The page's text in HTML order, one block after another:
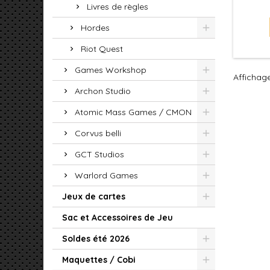
Livres de règles
Hordes
Riot Quest
Games Workshop
Archon Studio
Atomic Mass Games / CMON
Corvus belli
GCT Studios
Warlord Games
Jeux de cartes
Sac et Accessoires de Jeu
Soldes été 2026
Maquettes / Cobi